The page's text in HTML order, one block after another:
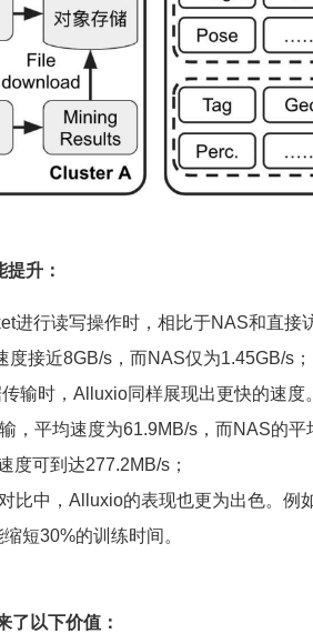
升：
进行读写操作时，相比于NAS和直接
接近8GB/s，而NAS仅为1.45GB/s；
输时，Alluxio同样展现出更快的速
，平均速度为61.9MB/s，而NAS的
度可到达277.2MB/s；
比中，Alluxio的表现也更为出色。例
短30%的训练时间。
了以下价值：